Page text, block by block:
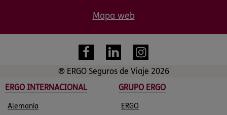
Mapa web
® ERGO Seguros de Viaje 2026
ERGO INTERNACIONAL
GRUPO ERGO
Alemania ERGO